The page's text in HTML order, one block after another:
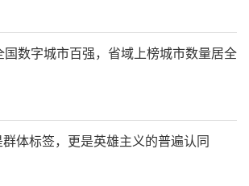
学校，所需经费和参与人员的
保险等参照山东省教育厅等4部
省义务教育学校课后服务经费
规定执行。鼓励有条
开放学生在校午餐和午休服
守牢安全底线，加强学校和校
的安全管理，明确参与托管服
数字城市百强，省域上榜城市数量居全
体标签，更是英雄主义的普遍认同